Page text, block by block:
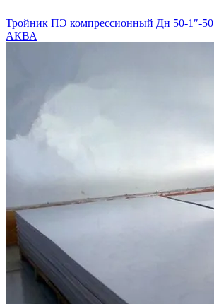
Тройник ПЭ компрессионный Дн 50-1″-
АКВА